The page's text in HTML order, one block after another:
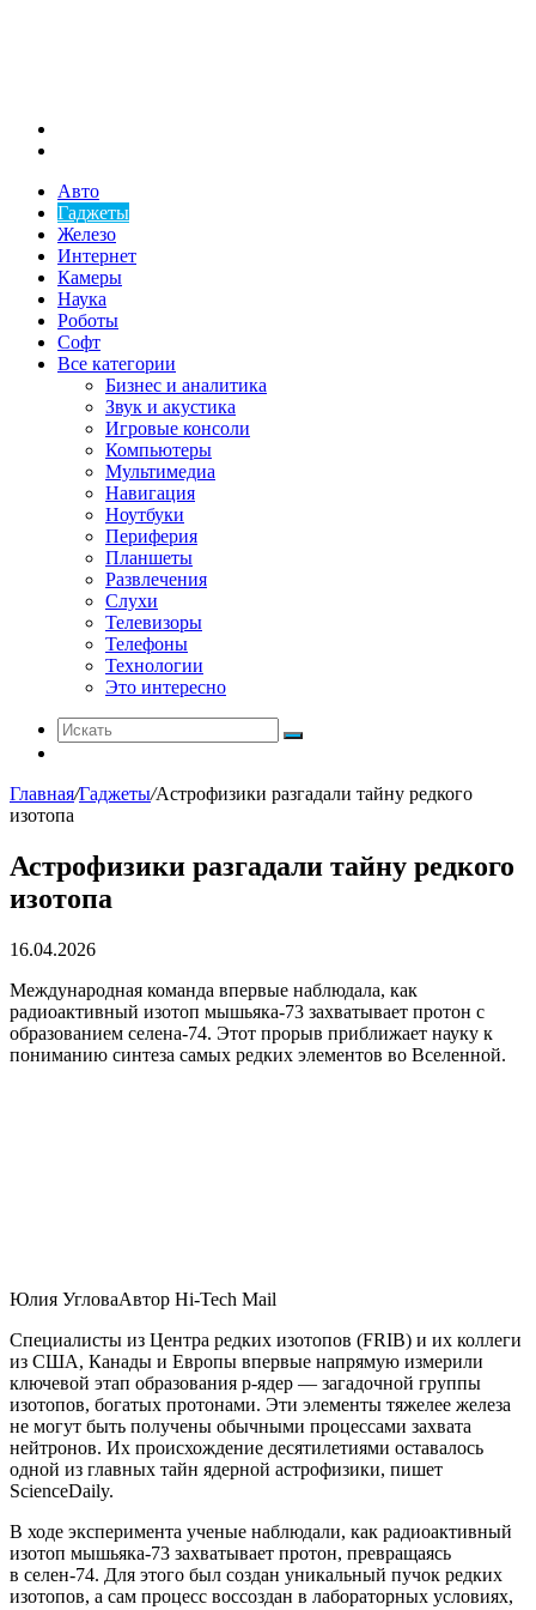
Авто
Гаджеты
Железо
Интернет
Камеры
Наука
Роботы
Софт
Все категории
Бизнес и аналитика
Звук и акустика
Игровые консоли
Компьютеры
Мультимедиа
Навигация
Ноутбуки
Периферия
Планшеты
Развлечения
Слухи
Телевизоры
Телефоны
Технологии
Это интересно
Искать
Главная/Гаджеты/Астрофизики разгадали тайну редкого
изотопа
Астрофизики разгадали тайну редкого
изотопа
16.04.2026
Международная команда впервые наблюдала, как
радиоактивный изотоп мышьяка-73 захватывает протон с
образованием селена-74. Этот прорыв приближает науку к
пониманию синтеза самых редких элементов во Вселенной.
Юлия УгловаАвтор Hi-Tech Mail
Специалисты из Центра редких изотопов (FRIB) и их коллеги
из США, Канады и Европы впервые напрямую измерили
ключевой этап образования p-ядер — загадочной группы
изотопов, богатых протонами. Эти элементы тяжелее железа
не могут быть получены обычными процессами захвата
нейтронов. Их происхождение десятилетиями оставалось
одной из главных тайн ядерной астрофизики, пишет
ScienceDaily.
В ходе эксперимента ученые наблюдали, как радиоактивный
изотоп мышьяка-73 захватывает протон, превращаясь
в селен-74. Для этого был создан уникальный пучок редких
изотопов, а сам процесс воссоздан в лабораторных условиях,